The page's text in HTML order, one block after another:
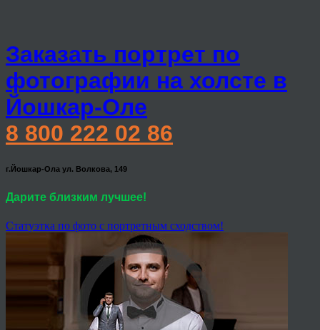
Заказать портрет по
фотографии на холсте в
Йошкар-Оле
8 800 222 02 86
г.Йошкар-Ола ул. Волкова, 149
Дарите близким лучшее!
Статуэтка по фото с портретным сходством!